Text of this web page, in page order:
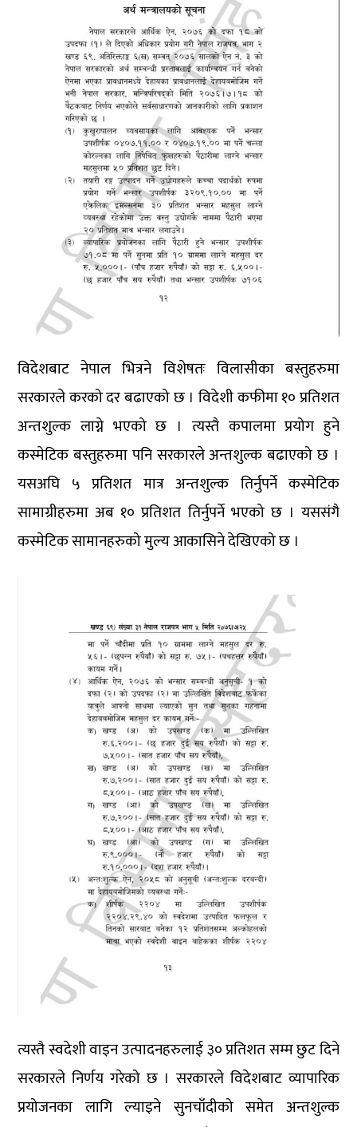
विदेशबाट नेपाल भित्रने विशेषतः विलासीका बस्तुहरुमा
सरकारले करको दर बढाएको छ । विदेशी कफीमा १० प्रतिशत
अन्तशुल्क लाग्ने भएको छ । त्यस्तै कपालमा प्रयोग हुने
कस्मेटिक बस्तुहरुमा पनि सरकारले अन्तशुल्क बढाएको छ ।
यसअघि ५ प्रतिशत मात्र अन्तशुल्क तिर्नुपर्ने कस्मेटिक
सामाग्रीहरुमा अब १० प्रतिशत तिर्नुपर्ने भएको छ । यससंगै
कस्मेटिक सामानहरुको मुल्य आकासिने देखिएको छ ।
त्यस्तै स्वदेशी वाइन उत्पादनहरुलाई ३० प्रतिशत सम्म छुट दिने
सरकारले निर्णय गरेको छ । सरकारले विदेशबाट व्यापारिक
प्रयोजनका लागि ल्याइने सुनचाँदीको समेत अन्तशुल्क